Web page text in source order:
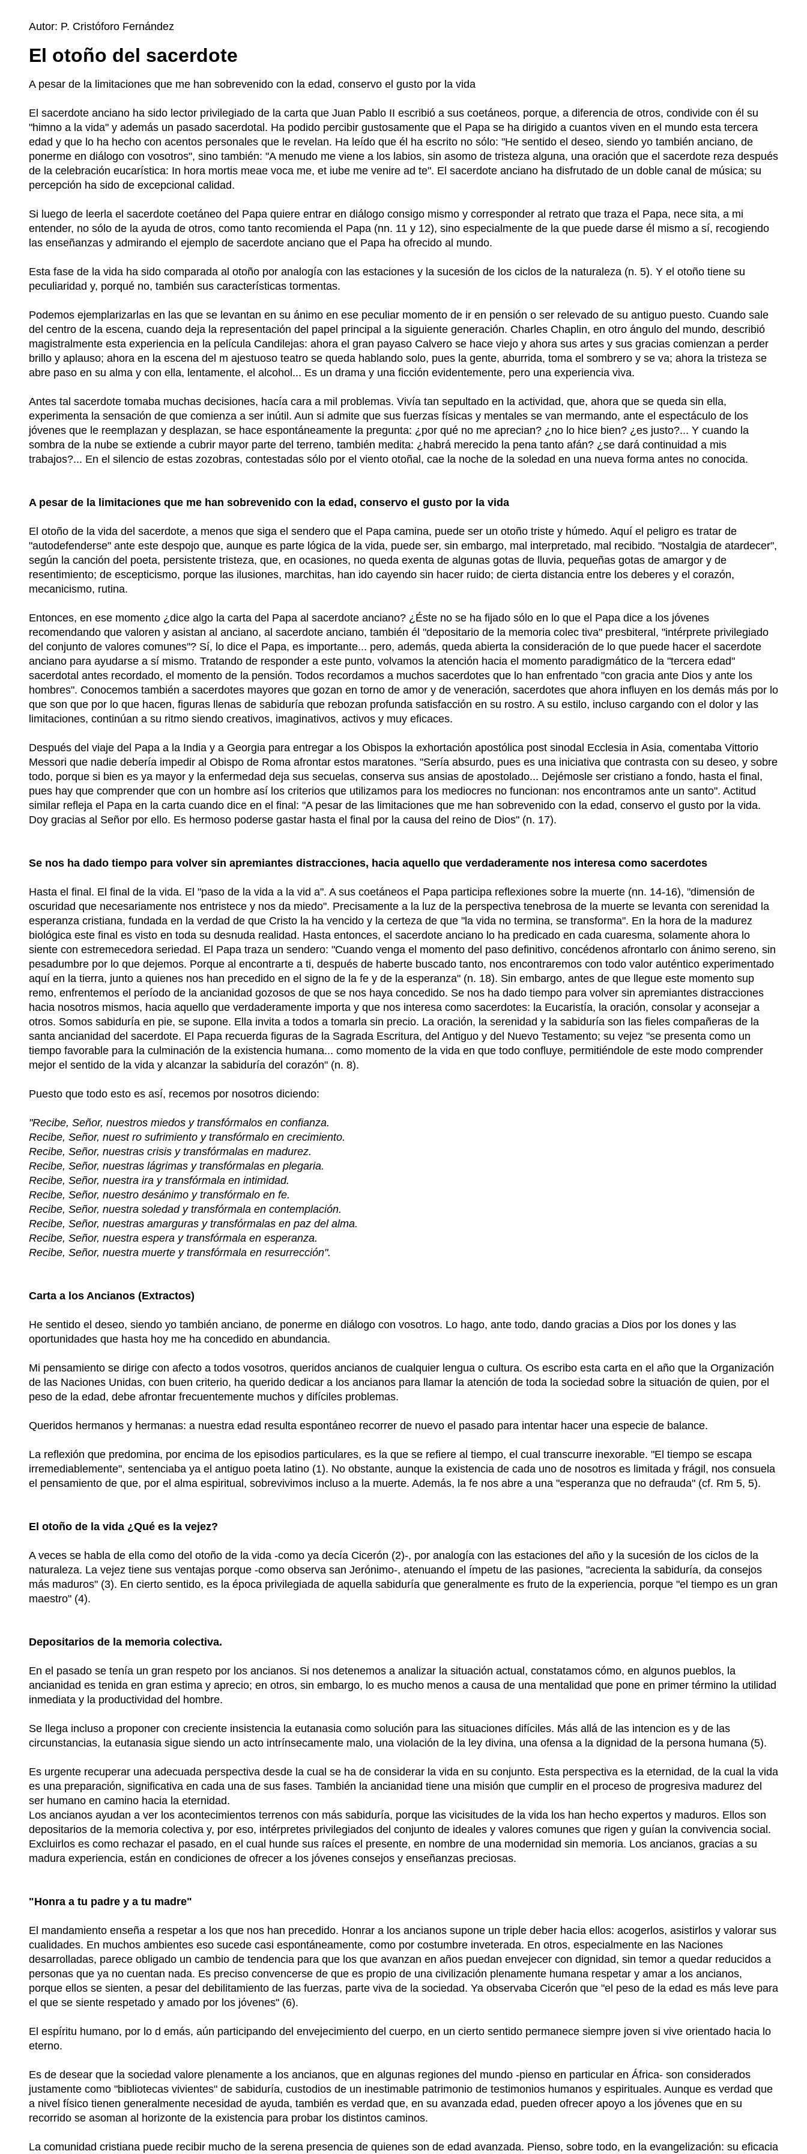
Autor: P. Cristóforo Fernández
El otoño del sacerdote
A pesar de la limitaciones que me han sobrevenido con la edad, conservo el gusto por la vida
El sacerdote anciano ha sido lector privilegiado de la carta que Juan Pablo II escribió a sus coetáneos, porque, a diferencia de otros, condivide con él su
"himno a la vida" y además un pasado sacerdotal. Ha podido percibir gustosamente que el Papa se ha dirigido a cuantos viven en el mundo esta tercera
edad y que lo ha hecho con acentos personales que le revelan. Ha leído que él ha escrito no sólo: "He sentido el deseo, siendo yo también anciano, de
ponerme en diálogo con vosotros", sino también: "A menudo me viene a los labios, sin asomo de tristeza alguna, una oración que el sacerdote reza después
de la celebración eucarística: In hora mortis meae voca me, et iube me venire ad te". El sacerdote anciano ha disfrutado de un doble canal de música; su
percepción ha sido de excepcional calidad.
Si luego de leerla el sacerdote coetáneo del Papa quiere entrar en diálogo consigo mismo y corresponder al retrato que traza el Papa, nece sita, a mi
entender, no sólo de la ayuda de otros, como tanto recomienda el Papa (nn. 11 y 12), sino especialmente de la que puede darse él mismo a sí, recogiendo
las enseñanzas y admirando el ejemplo de sacerdote anciano que el Papa ha ofrecido al mundo.
Esta fase de la vida ha sido comparada al otoño por analogía con las estaciones y la sucesión de los ciclos de la naturaleza (n. 5). Y el otoño tiene su
peculiaridad y, porqué no, también sus características tormentas.
Podemos ejemplarizarlas en las que se levantan en su ánimo en ese peculiar momento de ir en pensión o ser relevado de su antiguo puesto. Cuando sale
del centro de la escena, cuando deja la representación del papel principal a la siguiente generación. Charles Chaplin, en otro ángulo del mundo, describió
magistralmente esta experiencia en la película Candilejas: ahora el gran payaso Calvero se hace viejo y ahora sus artes y sus gracias comienzan a perder
brillo y aplauso; ahora en la escena del m ajestuoso teatro se queda hablando solo, pues la gente, aburrida, toma el sombrero y se va; ahora la tristeza se
abre paso en su alma y con ella, lentamente, el alcohol... Es un drama y una ficción evidentemente, pero una experiencia viva.
Antes tal sacerdote tomaba muchas decisiones, hacía cara a mil problemas. Vivía tan sepultado en la actividad, que, ahora que se queda sin ella,
experimenta la sensación de que comienza a ser inútil. Aun si admite que sus fuerzas físicas y mentales se van mermando, ante el espectáculo de los
jóvenes que le reemplazan y desplazan, se hace espontáneamente la pregunta: ¿por qué no me aprecian? ¿no lo hice bien? ¿es justo?... Y cuando la
sombra de la nube se extiende a cubrir mayor parte del terreno, también medita: ¿habrá merecido la pena tanto afán? ¿se dará continuidad a mis
trabajos?... En el silencio de estas zozobras, contestadas sólo por el viento otoñal, cae la noche de la soledad en una nueva forma antes no conocida.
A pesar de la limitaciones que me han sobrevenido con la edad, conservo el gusto por la vida
El otoño de la vida del sacerdote, a menos que siga el sendero que el Papa camina, puede ser un otoño triste y húmedo. Aquí el peligro es tratar de
"autodefenderse" ante este despojo que, aunque es parte lógica de la vida, puede ser, sin embargo, mal interpretado, mal recibido. "Nostalgia de atardecer",
según la canción del poeta, persistente tristeza, que, en ocasiones, no queda exenta de algunas gotas de lluvia, pequeñas gotas de amargor y de
resentimiento; de escepticismo, porque las ilusiones, marchitas, han ido cayendo sin hacer ruido; de cierta distancia entre los deberes y el corazón,
mecanicismo, rutina.
Entonces, en ese momento ¿dice algo la carta del Papa al sacerdote anciano? ¿Éste no se ha fijado sólo en lo que el Papa dice a los jóvenes
recomendando que valoren y asistan al anciano, al sacerdote anciano, también él "depositario de la memoria colec tiva" presbiteral, "intérprete privilegiado
del conjunto de valores comunes"? Sí, lo dice el Papa, es importante... pero, además, queda abierta la consideración de lo que puede hacer el sacerdote
anciano para ayudarse a sí mismo. Tratando de responder a este punto, volvamos la atención hacia el momento paradigmático de la "tercera edad"
sacerdotal antes recordado, el momento de la pensión. Todos recordamos a muchos sacerdotes que lo han enfrentado "con gracia ante Dios y ante los
hombres". Conocemos también a sacerdotes mayores que gozan en torno de amor y de veneración, sacerdotes que ahora influyen en los demás más por lo
que son que por lo que hacen, figuras llenas de sabiduría que rebozan profunda satisfacción en su rostro. A su estilo, incluso cargando con el dolor y las
limitaciones, continúan a su ritmo siendo creativos, imaginativos, activos y muy eficaces.
Después del viaje del Papa a la India y a Georgia para entregar a los Obispos la exhortación apostólica post sinodal Ecclesia in Asia, comentaba Vittorio
Messori que nadie debería impedir al Obispo de Roma afrontar estos maratones. "Sería absurdo, pues es una iniciativa que contrasta con su deseo, y sobre
todo, porque si bien es ya mayor y la enfermedad deja sus secuelas, conserva sus ansias de apostolado... Dejémosle ser cristiano a fondo, hasta el final,
pues hay que comprender que con un hombre así los criterios que utilizamos para los mediocres no funcionan: nos encontramos ante un santo". Actitud
similar refleja el Papa en la carta cuando dice en el final: "A pesar de las limitaciones que me han sobrevenido con la edad, conservo el gusto por la vida.
Doy gracias al Señor por ello. Es hermoso poderse gastar hasta el final por la causa del reino de Dios" (n. 17).
Se nos ha dado tiempo para volver sin apremiantes distracciones, hacia aquello que verdaderamente nos interesa como sacerdotes
Hasta el final. El final de la vida. El "paso de la vida a la vid a". A sus coetáneos el Papa participa reflexiones sobre la muerte (nn. 14-16), "dimensión de
oscuridad que necesariamente nos entristece y nos da miedo". Precisamente a la luz de la perspectiva tenebrosa de la muerte se levanta con serenidad la
esperanza cristiana, fundada en la verdad de que Cristo la ha vencido y la certeza de que "la vida no termina, se transforma". En la hora de la madurez
biológica este final es visto en toda su desnuda realidad. Hasta entonces, el sacerdote anciano lo ha predicado en cada cuaresma, solamente ahora lo
siente con estremecedora seriedad. El Papa traza un sendero: "Cuando venga el momento del paso definitivo, concédenos afrontarlo con ánimo sereno, sin
pesadumbre por lo que dejemos. Porque al encontrarte a ti, después de haberte buscado tanto, nos encontraremos con todo valor auténtico experimentado
aquí en la tierra, junto a quienes nos han precedido en el signo de la fe y de la esperanza" (n. 18). Sin embargo, antes de que llegue este momento sup
remo, enfrentemos el período de la ancianidad gozosos de que se nos haya concedido. Se nos ha dado tiempo para volver sin apremiantes distracciones
hacia nosotros mismos, hacia aquello que verdaderamente importa y que nos interesa como sacerdotes: la Eucaristía, la oración, consolar y aconsejar a
otros. Somos sabiduría en pie, se supone. Ella invita a todos a tomarla sin precio. La oración, la serenidad y la sabiduría son las fieles compañeras de la
santa ancianidad del sacerdote. El Papa recuerda figuras de la Sagrada Escritura, del Antiguo y del Nuevo Testamento; su vejez "se presenta como un
tiempo favorable para la culminación de la existencia humana... como momento de la vida en que todo confluye, permitiéndole de este modo comprender
mejor el sentido de la vida y alcanzar la sabiduría del corazón" (n. 8).
Puesto que todo esto es así, recemos por nosotros diciendo:
"Recibe, Señor, nuestros miedos y transfórmalos en confianza.
Recibe, Señor, nuest ro sufrimiento y transfórmalo en crecimiento.
Recibe, Señor, nuestras crisis y transfórmalas en madurez.
Recibe, Señor, nuestras lágrimas y transfórmalas en plegaria.
Recibe, Señor, nuestra ira y transfórmala en intimidad.
Recibe, Señor, nuestro desánimo y transfórmalo en fe.
Recibe, Señor, nuestra soledad y transfórmala en contemplación.
Recibe, Señor, nuestras amarguras y transfórmalas en paz del alma.
Recibe, Señor, nuestra espera y transfórmala en esperanza.
Recibe, Señor, nuestra muerte y transfórmala en resurrección".
Carta a los Ancianos (Extractos)
He sentido el deseo, siendo yo también anciano, de ponerme en diálogo con vosotros. Lo hago, ante todo, dando gracias a Dios por los dones y las
oportunidades que hasta hoy me ha concedido en abundancia.
Mi pensamiento se dirige con afecto a todos vosotros, queridos ancianos de cualquier lengua o cultura. Os escribo esta carta en el año que la Organización
de las Naciones Unidas, con buen criterio, ha querido dedicar a los ancianos para llamar la atención de toda la sociedad sobre la situación de quien, por el
peso de la edad, debe afrontar frecuentemente muchos y difíciles problemas.
Queridos hermanos y hermanas: a nuestra edad resulta espontáneo recorrer de nuevo el pasado para intentar hacer una especie de balance.
La reflexión que predomina, por encima de los episodios particulares, es la que se refiere al tiempo, el cual transcurre inexorable. "El tiempo se escapa
irremediablemente", sentenciaba ya el antiguo poeta latino (1). No obstante, aunque la existencia de cada uno de nosotros es limitada y frágil, nos consuela
el pensamiento de que, por el alma espiritual, sobrevivimos incluso a la muerte. Además, la fe nos abre a una "esperanza que no defrauda" (cf. Rm 5, 5).
El otoño de la vida ¿Qué es la vejez?
A veces se habla de ella como del otoño de la vida -como ya decía Cicerón (2)-, por analogía con las estaciones del año y la sucesión de los ciclos de la
naturaleza. La vejez tiene sus ventajas porque -como observa san Jerónimo-, atenuando el ímpetu de las pasiones, "acrecienta la sabiduría, da consejos
más maduros" (3). En cierto sentido, es la época privilegiada de aquella sabiduría que generalmente es fruto de la experiencia, porque "el tiempo es un gran
maestro" (4).
Depositarios de la memoria colectiva.
En el pasado se tenía un gran respeto por los ancianos. Si nos detenemos a analizar la situación actual, constatamos cómo, en algunos pueblos, la
ancianidad es tenida en gran estima y aprecio; en otros, sin embargo, lo es mucho menos a causa de una mentalidad que pone en primer término la utilidad
inmediata y la productividad del hombre.
Se llega incluso a proponer con creciente insistencia la eutanasia como solución para las situaciones difíciles. Más allá de las intencion es y de las
circunstancias, la eutanasia sigue siendo un acto intrínsecamente malo, una violación de la ley divina, una ofensa a la dignidad de la persona humana (5).
Es urgente recuperar una adecuada perspectiva desde la cual se ha de considerar la vida en su conjunto. Esta perspectiva es la eternidad, de la cual la vida
es una preparación, significativa en cada una de sus fases. También la ancianidad tiene una misión que cumplir en el proceso de progresiva madurez del
ser humano en camino hacia la eternidad.
Los ancianos ayudan a ver los acontecimientos terrenos con más sabiduría, porque las vicisitudes de la vida los han hecho expertos y maduros. Ellos son
depositarios de la memoria colectiva y, por eso, intérpretes privilegiados del conjunto de ideales y valores comunes que rigen y guían la convivencia social.
Excluirlos es como rechazar el pasado, en el cual hunde sus raíces el presente, en nombre de una modernidad sin memoria. Los ancianos, gracias a su
madura experiencia, están en condiciones de ofrecer a los jóvenes consejos y enseñanzas preciosas.
"Honra a tu padre y a tu madre"
El mandamiento enseña a respetar a los que nos han precedido. Honrar a los ancianos supone un triple deber hacia ellos: acogerlos, asistirlos y valorar sus
cualidades. En muchos ambientes eso sucede casi espontáneamente, como por costumbre inveterada. En otros, especialmente en las Naciones
desarrolladas, parece obligado un cambio de tendencia para que los que avanzan en años puedan envejecer con dignidad, sin temor a quedar reducidos a
personas que ya no cuentan nada. Es preciso convencerse de que es propio de una civilización plenamente humana respetar y amar a los ancianos,
porque ellos se sienten, a pesar del debilitamiento de las fuerzas, parte viva de la sociedad. Ya observaba Cicerón que "el peso de la edad es más leve para
el que se siente respetado y amado por los jóvenes" (6).
El espíritu humano, por lo d emás, aún participando del envejecimiento del cuerpo, en un cierto sentido permanece siempre joven si vive orientado hacia lo
eterno.
Es de desear que la sociedad valore plenamente a los ancianos, que en algunas regiones del mundo -pienso en particular en África- son considerados
justamente como "bibliotecas vivientes" de sabiduría, custodios de un inestimable patrimonio de testimonios humanos y espirituales. Aunque es verdad que
a nivel físico tienen generalmente necesidad de ayuda, también es verdad que, en su avanzada edad, pueden ofrecer apoyo a los jóvenes que en su
recorrido se asoman al horizonte de la existencia para probar los distintos caminos.
La comunidad cristiana puede recibir mucho de la serena presencia de quienes son de edad avanzada. Pienso, sobre todo, en la evangelización: su eficacia